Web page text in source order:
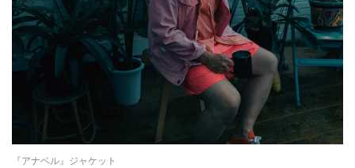
『アナベル』ジャケット